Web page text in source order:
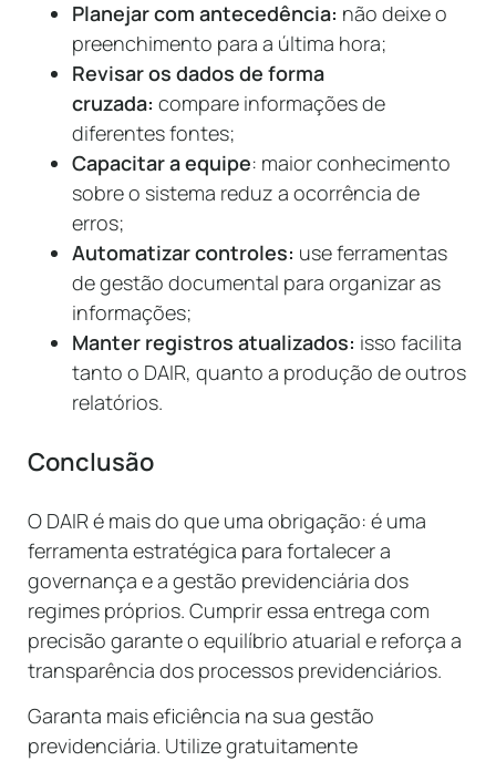
Planejar com antecedência: não deixe o
preenchimento para a última hora;
Revisar os dados de forma
cruzada: compare informações de
diferentes fontes;
Capacitar a equipe: maior conhecimento
sobre o sistema reduz a ocorrência de
erros;
Automatizar controles: use ferramentas
de gestão documental para organizar as
informações;
Manter registros atualizados: isso facilita
tanto o DAIR, quanto a produção de outros
relatórios.
Conclusão
O DAIR é mais do que uma obrigação: é uma
ferramenta estratégica para fortalecer a
governança e a gestão previdenciária dos
regimes próprios. Cumprir essa entrega com
precisão garante o equilíbrio atuarial e reforça a
transparência dos processos previdenciários.
Garanta mais eficiência na sua gestão
previdenciária. Utilize gratuitamente